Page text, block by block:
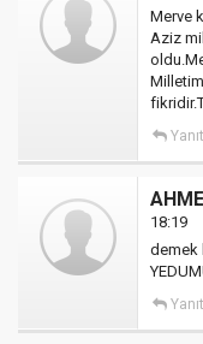
Merve
Aziz
18:19
demek